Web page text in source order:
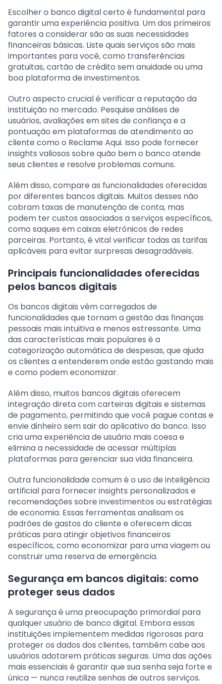
Escolher o banco digital certo é fundamental para
garantir uma experiência positiva. Um dos primeiros
fatores a considerar são as suas necessidades
financeiras básicas. Liste quais serviços são mais
importantes para você, como transferências
gratuitas, cartão de crédito sem anuidade ou uma
boa plataforma de investimentos.
Outro aspecto crucial é verificar a reputação da
instituição no mercado. Pesquise análises de
usuários, avaliações em sites de confiança e a
pontuação em plataformas de atendimento ao
cliente como o Reclame Aqui. Isso pode fornecer
insights valiosos sobre quão bem o banco atende
seus clientes e resolve problemas comuns.
Além disso, compare as funcionalidades oferecidas
por diferentes bancos digitais. Muitos desses não
cobram taxas de manutenção de conta, mas
podem ter custos associados a serviços específicos,
como saques em caixas eletrônicos de redes
parceiras. Portanto, é vital verificar todas as tarifas
aplicáveis para evitar surpresas desagradáveis.
Principais funcionalidades oferecidas
pelos bancos digitais
Os bancos digitais vêm carregados de
funcionalidades que tornam a gestão das finanças
pessoais mais intuitiva e menos estressante. Uma
das características mais populares é a
categorização automática de despesas, que ajuda
os clientes a entenderem onde estão gastando mais
e como podem economizar.
Além disso, muitos bancos digitais oferecem
integração direta com carteiras digitais e sistemas
de pagamento, permitindo que você pague contas e
envie dinheiro sem sair do aplicativo do banco. Isso
cria uma experiência de usuário mais coesa e
elimina a necessidade de acessar múltiplas
plataformas para gerenciar sua vida financeira.
Outra funcionalidade comum é o uso de inteligência
artificial para fornecer insights personalizados e
recomendações sobre investimentos ou estratégias
de economia. Essas ferramentas analisam os
padrões de gastos do cliente e oferecem dicas
práticas para atingir objetivos financeiros
específicos, como economizar para uma viagem ou
construir uma reserva de emergência.
Segurança em bancos digitais: como
proteger seus dados
A segurança é uma preocupação primordial para
qualquer usuário de banco digital. Embora essas
instituições implementem medidas rigorosas para
proteger os dados dos clientes, também cabe aos
usuários adotarem práticas seguras. Uma das ações
mais essenciais é garantir que sua senha seja forte e
única — nunca reutilize senhas de outros serviços.